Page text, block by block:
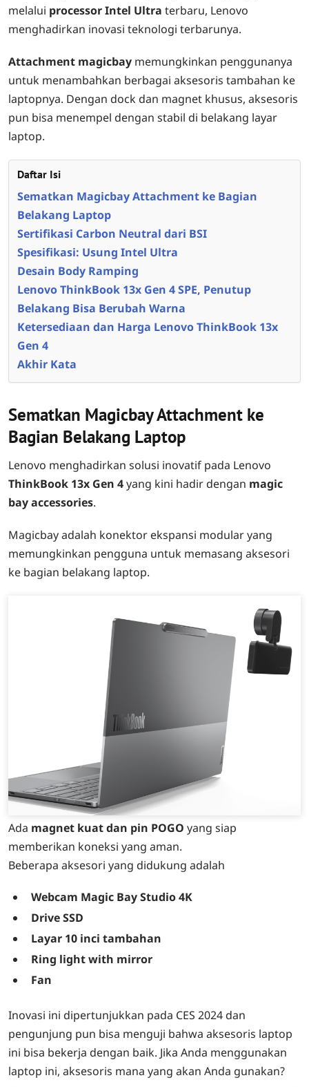
melalui processor Intel Ultra terbaru, Lenovo
menghadirkan inovasi teknologi terbarunya.
Attachment magicbay memungkinkan penggunanya
untuk menambahkan berbagai aksesoris tambahan ke
laptopnya. Dengan dock dan magnet khusus, aksesoris
pun bisa menempel dengan stabil di belakang layar
laptop.
Daftar Isi
Sematkan Magicbay Attachment ke Bagian
Belakang Laptop
Sertifikasi Carbon Neutral dari BSI
Spesifikasi: Usung Intel Ultra
Desain Body Ramping
Lenovo ThinkBook 13x Gen 4 SPE, Penutup
Belakang Bisa Berubah Warna
Ketersediaan dan Harga Lenovo ThinkBook 13x
Gen 4
Akhir Kata
Sematkan Magicbay Attachment ke
Bagian Belakang Laptop
Lenovo menghadirkan solusi inovatif pada Lenovo
ThinkBook 13x Gen 4yang kini hadir dengan magic
bay accessories.
Magicbay adalah konektor ekspansi modular yang
memungkinkan pengguna untuk memasang aksesori
ke bagian belakang laptop.
Ada magnet kuat dan pin POGO yang siap
memberikan koneksi yang aman.
Beberapa aksesori yang didukung adalah
Webcam Magic Bay Studio 4K
Drive SSD
Layar 10 inci tambahan
Ring light with mirror
Fan
Inovasi ini dipertunjukkan pada CES 2024 dan
pengunjung pun bisa menguji bahwa aksesoris laptop
ini bisa bekerja dengan baik. Jika Anda menggunakan
laptop ini, aksesoris mana yang akan Anda gunakan?